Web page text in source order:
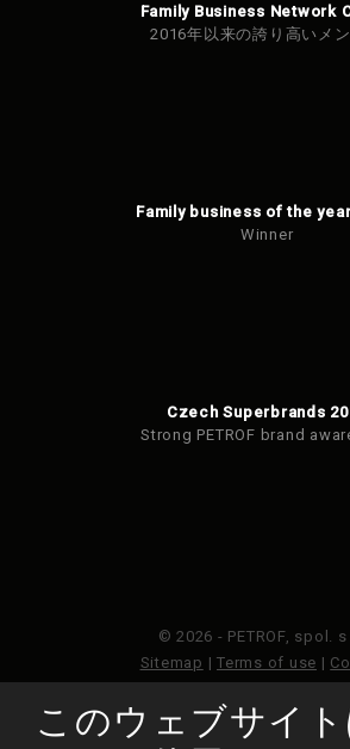
Family Business Network
2016年以来の誇り高いメ
Family business of the
Winner
Czech Superbrands
Strong PETROF brand
© 2026 - PETROF, spol. s
Sitemap | Terms of use |
このウェブサイトは
このウェブサイト